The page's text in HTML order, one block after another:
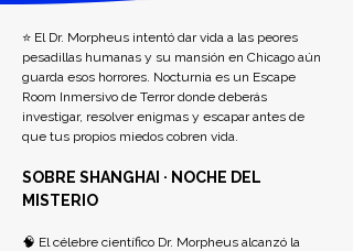
⭐ El Dr. Morpheus intentó dar vida a las peores
pesadillas humanas y su mansión en Chicago aún
guarda esos horrores. Nocturnia es un Escape
Room Inmersivo de Terror donde deberás
investigar, resolver enigmas y escapar antes de
que tus propios miedos cobren vida.
SOBRE SHANGHAI · NOCHE DEL
MISTERIO
🧠 El célebre científico Dr. Morpheus alcanzó la